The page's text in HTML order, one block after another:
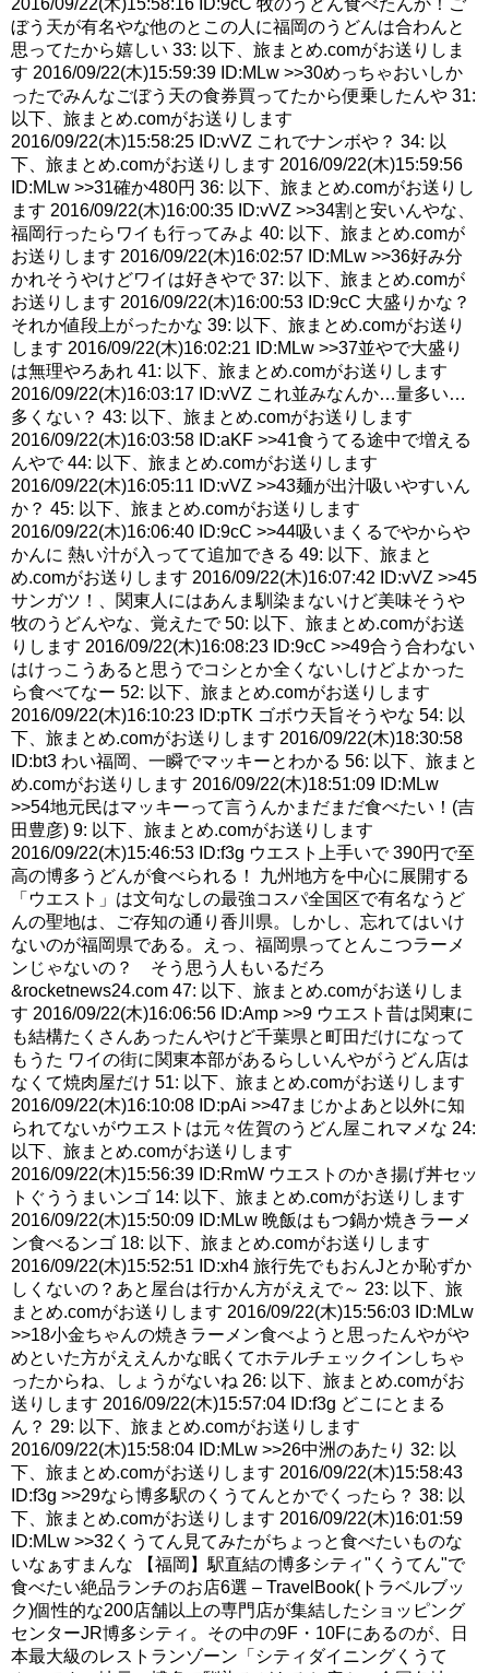
ぼう天が有名やな他のとこの人に福岡のうどんは合わんと
思ってたから嬉しい 33: 以下、旅まとめ.comがお送りしま
す 2016/09/22(木)15:59:39 ID:MLw >>30めっちゃおいしか
ったでみんなごぼう天の食券買ってたから便乗したんや 31:
以下、旅まとめ.comがお送りします
2016/09/22(木)15:58:25 ID:vVZ これでナンボや？ 34: 以
下、旅まとめ.comがお送りします 2016/09/22(木)15:59:56
ID:MLw >>31確か480円 36: 以下、旅まとめ.comがお送りし
ます 2016/09/22(木)16:00:35 ID:vVZ >>34割と安いんやな、
福岡行ったらワイも行ってみよ 40: 以下、旅まとめ.comが
お送りします 2016/09/22(木)16:02:57 ID:MLw >>36好み分
かれそうやけどワイは好きやで 37: 以下、旅まとめ.comが
お送りします 2016/09/22(木)16:00:53 ID:9cC 大盛りかな？
それか値段上がったかな 39: 以下、旅まとめ.comがお送り
します 2016/09/22(木)16:02:21 ID:MLw >>37並やで大盛り
は無理やろあれ 41: 以下、旅まとめ.comがお送りします
2016/09/22(木)16:03:17 ID:vVZ これ並みなんか…量多い…
多くない？ 43: 以下、旅まとめ.comがお送りします
2016/09/22(木)16:03:58 ID:aKF >>41食うてる途中で増える
んやで 44: 以下、旅まとめ.comがお送りします
2016/09/22(木)16:05:11 ID:vVZ >>43麺が出汁吸いやすいん
か？ 45: 以下、旅まとめ.comがお送りします
2016/09/22(木)16:06:40 ID:9cC >>44吸いまくるでやからや
かんに 熱い汁が入ってて追加できる 49: 以下、旅まと
め.comがお送りします 2016/09/22(木)16:07:42 ID:vVZ >>45
サンガツ！、関東人にはあんま馴染まないけど美味そうや
牧のうどんやな、覚えたで 50: 以下、旅まとめ.comがお送
りします 2016/09/22(木)16:08:23 ID:9cC >>49合う合わない
はけっこうあると思うでコシとか全くないしけどよかった
ら食べてなー 52: 以下、旅まとめ.comがお送りします
2016/09/22(木)16:10:23 ID:pTK ゴボウ天旨そうやな 54: 以
下、旅まとめ.comがお送りします 2016/09/22(木)18:30:58
ID:bt3 わい福岡、一瞬でマッキーとわかる 56: 以下、旅まと
め.comがお送りします 2016/09/22(木)18:51:09 ID:MLw
>>54地元民はマッキーって言うんかまだまだ食べたい！(吉
田豊彦) 9: 以下、旅まとめ.comがお送りします
2016/09/22(木)15:46:53 ID:f3g ウエスト上手いで 390円で至
高の博多うどんが食べられる！ 九州地方を中心に展開する
「ウエスト」は文句なしの最強コスパ全国区で有名なうど
んの聖地は、ご存知の通り香川県。しかし、忘れてはいけ
ないのが福岡県である。えっ、福岡県ってとんこつラーメ
ンじゃないの？ そう思う人もいるだろ
&rocketnews24.com 47: 以下、旅まとめ.comがお送りしま
す 2016/09/22(木)16:06:56 ID:Amp >>9 ウエスト昔は関東に
も結構たくさんあったんやけど千葉県と町田だけになって
もうた ワイの街に関東本部があるらしいんやがうどん店は
なくて焼肉屋だけ 51: 以下、旅まとめ.comがお送りします
2016/09/22(木)16:10:08 ID:pAi >>47まじかよあと以外に知
られてないがウエストは元々佐賀のうどん屋これマメな 24:
以下、旅まとめ.comがお送りします
2016/09/22(木)15:56:39 ID:RmW ウエストのかき揚げ丼セッ
トぐううまいンゴ 14: 以下、旅まとめ.comがお送りします
2016/09/22(木)15:50:09 ID:MLw 晩飯はもつ鍋か焼きラーメ
ン食べるンゴ 18: 以下、旅まとめ.comがお送りします
2016/09/22(木)15:52:51 ID:xh4 旅行先でもおんJとか恥ずか
しくないの？あと屋台は行かん方がええで～ 23: 以下、旅
まとめ.comがお送りします 2016/09/22(木)15:56:03 ID:MLw
>>18小金ちゃんの焼きラーメン食べようと思ったんやがや
めといた方がええんかな眠くてホテルチェックインしちゃ
ったからね、しょうがないね 26: 以下、旅まとめ.comがお
送りします 2016/09/22(木)15:57:04 ID:f3g どこにとまる
ん？ 29: 以下、旅まとめ.comがお送りします
2016/09/22(木)15:58:04 ID:MLw >>26中洲のあたり 32: 以
下、旅まとめ.comがお送りします 2016/09/22(木)15:58:43
ID:f3g >>29なら博多駅のくうてんとかでくったら？ 38: 以
下、旅まとめ.comがお送りします 2016/09/22(木)16:01:59
ID:MLw >>32くうてん見てみたがちょっと食べたいものな
いなぁすまんな 【福岡】駅直結の博多シティ"くうてん"で
食べたい絶品ランチのお店6選 – TravelBook(トラベルブッ
ク)個性的な200店舗以上の専門店が集結したショッピング
センターJR博多シティ。その中の9F・10Fにあるのが、日
本最大級のレストランゾーン「シティダイニングくうて